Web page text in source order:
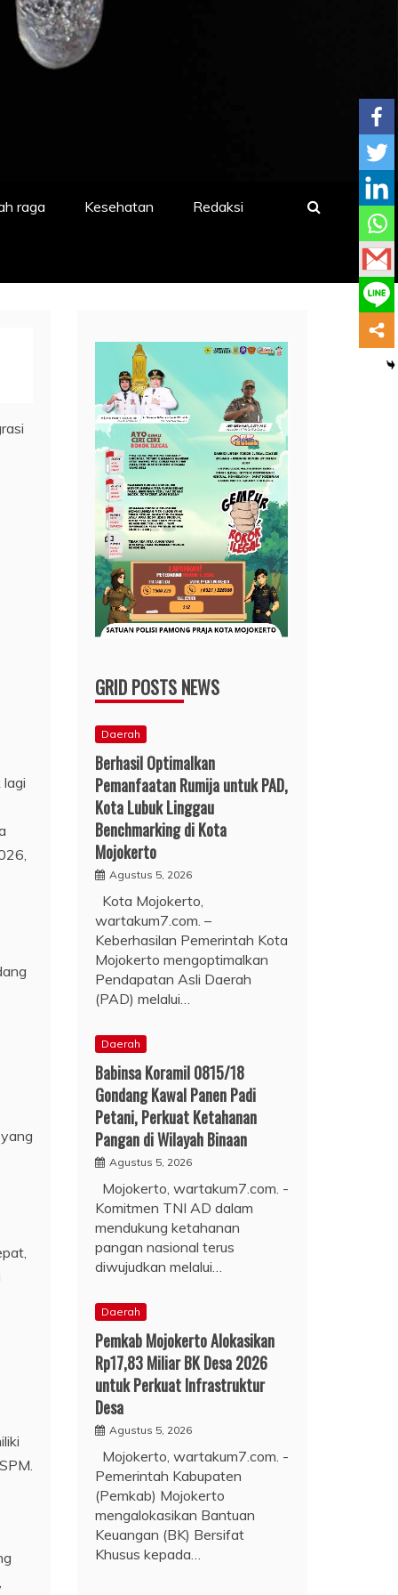
raga Kesehatan Redaksi
GRID POSTS NEWS
Daerah
Berhasil Optimalkan
Pemanfaatan Rumija untuk PAD,
Kota Lubuk Linggau
Benchmarking di Kota
Mojokerto
Agustus 5, 2026
Kota Mojokerto,
wartakum7.com. –
Keberhasilan Pemerintah Kota
Mojokerto mengoptimalkan
Pendapatan Asli Daerah
(PAD) melalui…
Daerah
Babinsa Koramil 0815/18
Gondang Kawal Panen Padi
Petani, Perkuat Ketahanan
Pangan di Wilayah Binaan
Agustus 5, 2026
Mojokerto, wartakum7.com. -
Komitmen TNI AD dalam
mendukung ketahanan
pangan nasional terus
diwujudkan melalui…
Daerah
Pemkab Mojokerto Alokasikan
Rp17,83 Miliar BK Desa 2026
untuk Perkuat Infrastruktur
Desa
Agustus 5, 2026
Mojokerto, wartakum7.com. -
Pemerintah Kabupaten
(Pemkab) Mojokerto
mengalokasikan Bantuan
Keuangan (BK) Bersifat
Khusus kepada…